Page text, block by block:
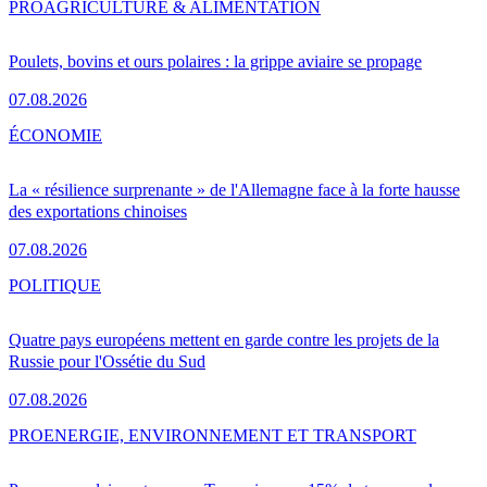
Poulets, bovins et ours polaires : la grippe aviaire se propage
07.08.2026
PROAGRICULTURE & ALIMENTATION
La « résilience surprenante » de l'Allemagne face à la forte hausse
des exportations chinoises
07.08.2026
ÉCONOMIE
Quatre pays européens mettent en garde contre les projets de la
Russie pour l'Ossétie du Sud
07.08.2026
POLITIQUE
PROENERGIE, ENVIRONNEMENT ET TRANSPORT